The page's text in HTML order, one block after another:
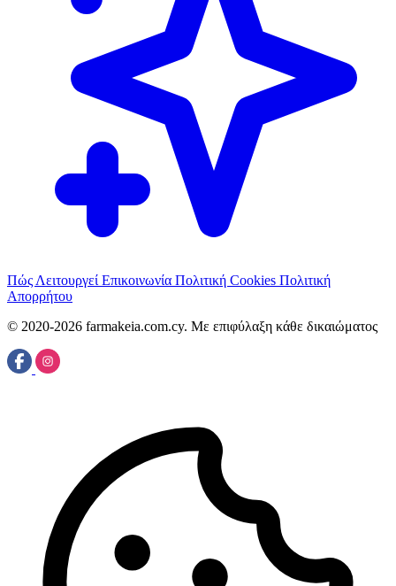
Πώς Λειτουργεί Επικοινωνία Πολιτική Cookies Πολιτική
Απορρήτου
© 2020-2026 farmakeia.com.cy. Με επιφύλαξη κάθε δικαιώματος